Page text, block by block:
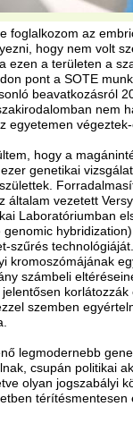
foglalkozom az
hogy nem volt
ezen a területen a
pont a SOTE
beavatkozásról
nem
egyetemen
hogy a
genetikai
általam vezetett
Laboratóriumban
szűrés
kromoszómájának
számbeli
szemben
legmodernebb
csupán politikai
olyan jogszabályi
térítésmentesen